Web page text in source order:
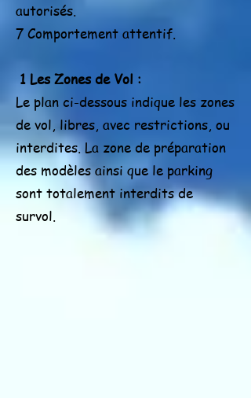
autorisés.
7 Comportement attentif.
1 Les Zones de Vol :
Le plan ci-dessous indique les zones
de vol, libres, avec restrictions, ou
interdites. La zone de préparation
des modèles ainsi que le parking
sont totalement interdits de
survol.